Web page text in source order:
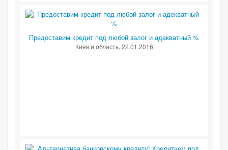
Предоставим кредит под любой залог и адекватный %
Киев и область, 22.01.2016